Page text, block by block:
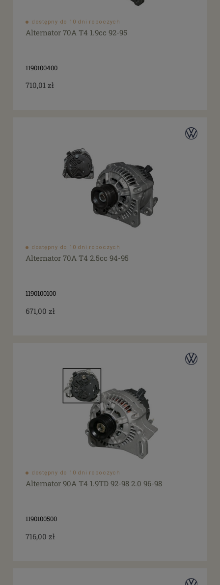
dostępny do 10 dni roboczych
Alternator 70A T4 1.9cc 92-95
1190100400
710,01 zł
dostępny do 10 dni roboczych
Alternator 70A T4 2.5cc 94-95
1190100100
671,00 zł
dostępny do 10 dni roboczych
Alternator 90A T4 1.9TD 92-98 2.0 96-98
1190100500
716,00 zł